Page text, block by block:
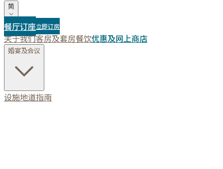
简
餐厅订座立即订房
关于我们客房及套房餐饮优惠及网上商店
婚宴及会议
设施地道指南